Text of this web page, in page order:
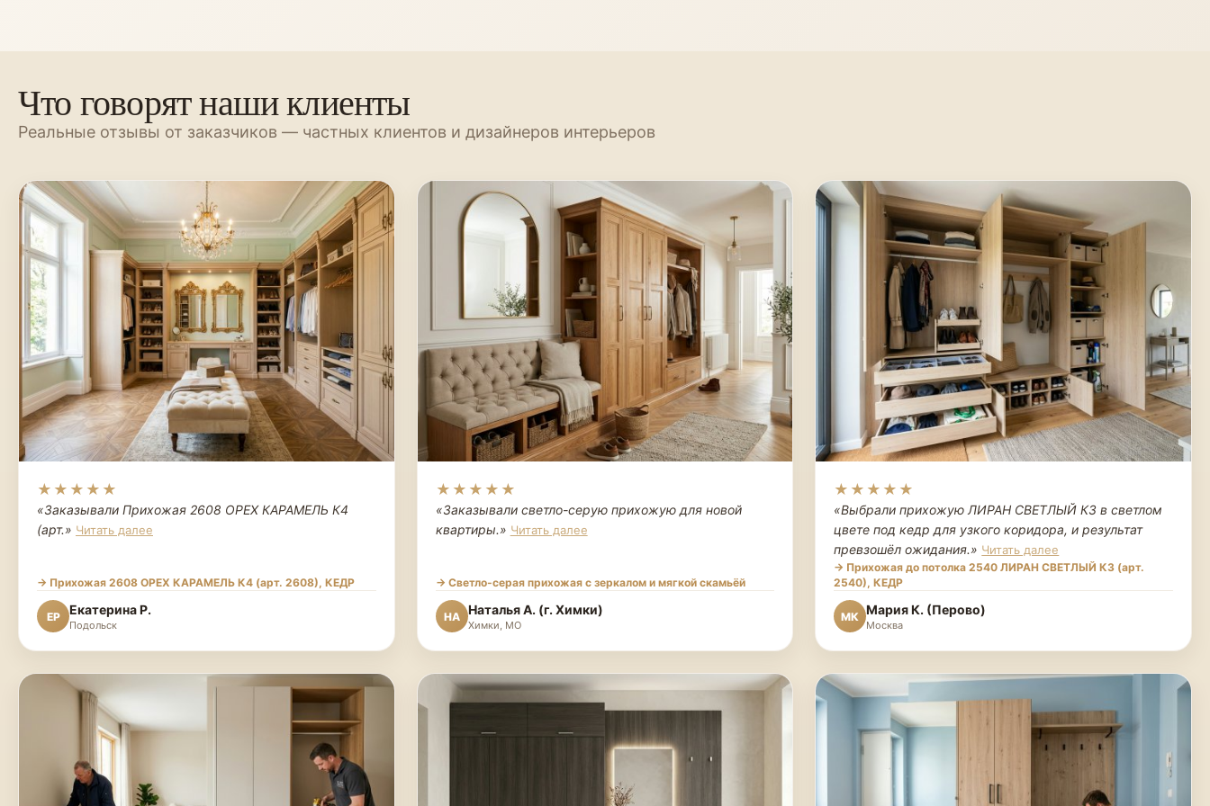
Что говорят наши клиенты
Реальные отзывы от заказчиков — частных клиентов и дизайнеров интерьеров
★★★★★
«Заказывали Прихожая 2608 ОРЕХ КАРАМЕЛЬ К4
(арт.» Читать далее
→ Прихожая 2608 ОРЕХ КАРАМЕЛЬ К4 (арт. 2608), КЕДР
ЕР Екатерина Р.
Подольск
★★★★★
«Заказывали светло-серую прихожую для новой
квартиры.» Читать далее
→ Светло-серая прихожая с зеркалом и мягкой скамьёй
НА Наталья А. (г. Химки)
Химки, МО
★★★★★
«Выбрали прихожую ЛИРАН СВЕТЛЫЙ К3 в светлом
цвете под кедр для узкого коридора, и результат
превзошёл ожидания.» Читать далее
→ Прихожая до потолка 2540 ЛИРАН СВЕТЛЫЙ К3 (арт.
2540), КЕДР
МК Мария К. (Перово)
Москва